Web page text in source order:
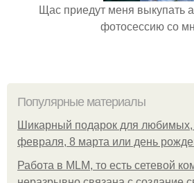
Щас приедут меня выкупать
фотосессию со
Популярные материалы
Шикарный подарок для любимых,
февраля, 8 марта или день
Работа в MLM, то есть сетевой